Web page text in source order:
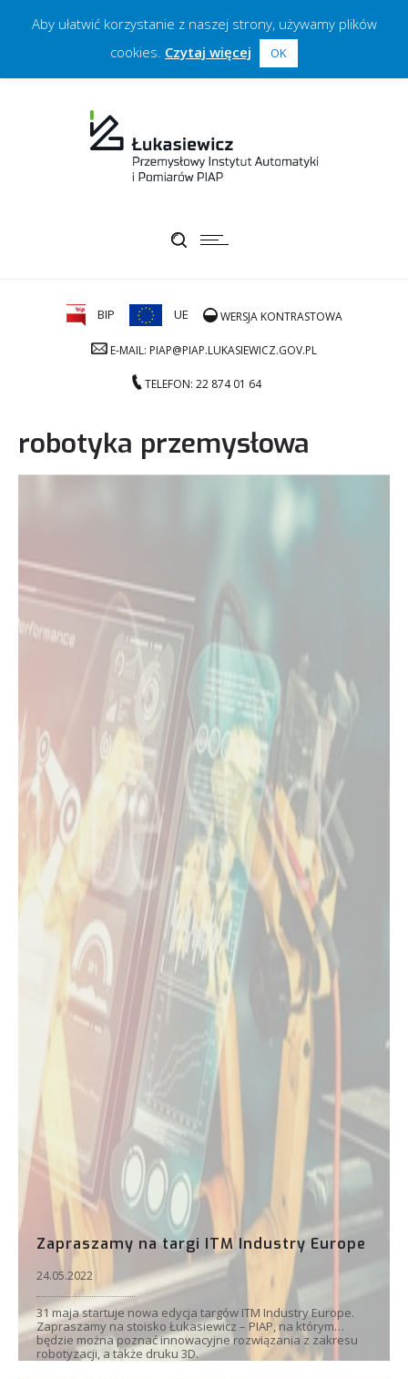
BIP UE WERSJA KONTRASTOWA
E-MAIL: PIAP@PIAP.LUKASIEWICZ.GOV.PL
TELEFON: 22 874 01 64
robotyka przemysłowa
Zapraszamy na targi ITM Industry Europe
24.05.2022
31 maja startuje nowa edycja targów ITM Industry Europe.
Zapraszamy na stoisko Łukasiewicz – PIAP, na którym
będzie można poznać innowacyjne rozwiązania z zakresu
robotyzacji, a także druku 3D.
Aby ułatwić korzystanie z naszej strony, używamy plików
cookies. Czytaj więcej OK